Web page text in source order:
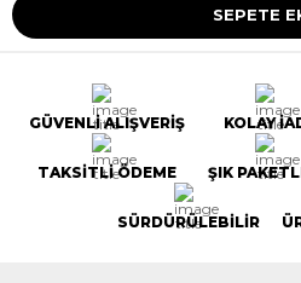
GÜVENLİ ALIŞVERİŞ KOLAY
TAKSİTLİ ÖDEME ŞIK
SÜRDÜRÜLEBİLİR